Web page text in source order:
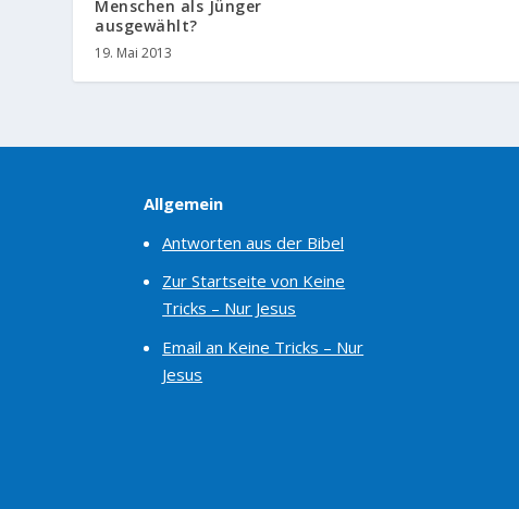
Menschen als Jünger
ausgewählt?
19. Mai 2013
Allgemein
Antworten aus der Bibel
Zur Startseite von Keine
Tricks – Nur Jesus
Email an Keine Tricks – Nur
Jesus